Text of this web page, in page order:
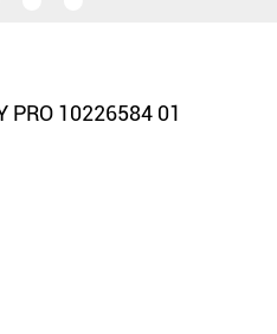
PRO 10226584 01